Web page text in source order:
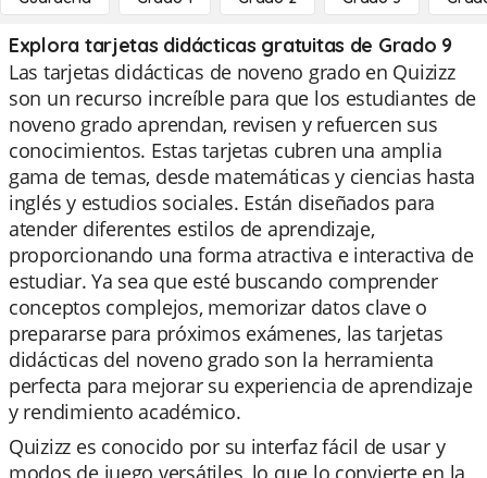
Explora tarjetas didácticas gratuitas de Grado 9
Las tarjetas didácticas de noveno grado en Quizizz
son un recurso increíble para que los estudiantes de
noveno grado aprendan, revisen y refuercen sus
conocimientos. Estas tarjetas cubren una amplia
gama de temas, desde matemáticas y ciencias hasta
inglés y estudios sociales. Están diseñados para
atender diferentes estilos de aprendizaje,
proporcionando una forma atractiva e interactiva de
estudiar. Ya sea que esté buscando comprender
conceptos complejos, memorizar datos clave o
prepararse para próximos exámenes, las tarjetas
didácticas del noveno grado son la herramienta
perfecta para mejorar su experiencia de aprendizaje
y rendimiento académico.
Quizizz es conocido por su interfaz fácil de usar y
modos de juego versátiles, lo que lo convierte en la